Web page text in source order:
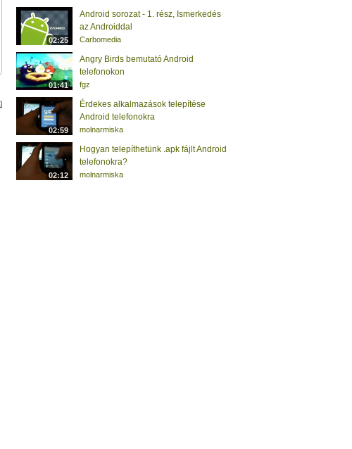
02:25
Android sorozat - 1. rész, Ismerkedés
az Androiddal
Carbomedia
01:41
Angry Birds bemutató Android
telefonokon
fgz
02:59
Érdekes alkalmazások telepítése
Android telefonokra
molnarmiska
02:12
Hogyan telepíthetünk .apk fájlt Android
telefonokra?
molnarmiska